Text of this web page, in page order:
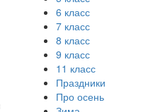
6 класс
7 класс
8 класс
9 класс
11 класс
Праздники
Про осень